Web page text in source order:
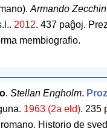
Armando Zecchin
2012. 437 paĝoj.
membiografio.
. Stellan Engholm.
1963 (2a eld). 235
Historio de